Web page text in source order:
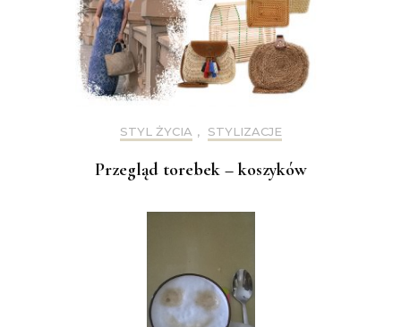
STYL ŻYCIA , STYLIZACJE
Przegląd torebek – koszyków